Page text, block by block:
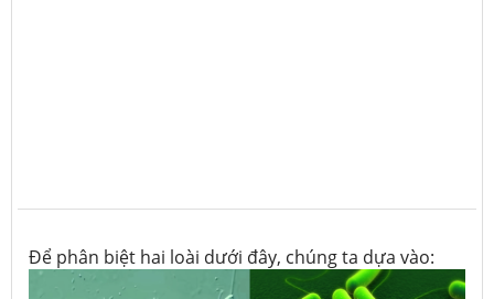
Để phân biệt hai loài dưới đây, chúng ta dựa vào: